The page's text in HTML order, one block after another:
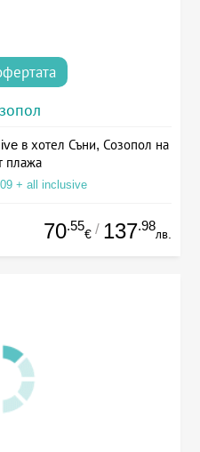
в хотел Съни, Созопол на
плажа
+ all inclusive
70.55
€ / 137.98
лв.